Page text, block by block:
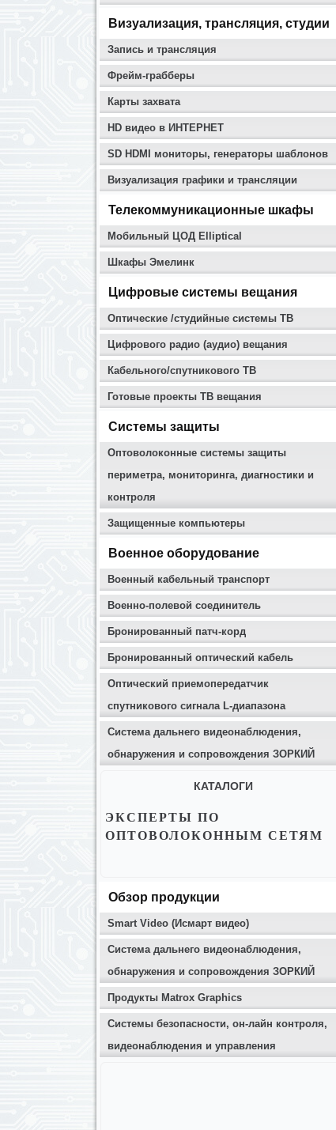
Визуализация, трансляция, студии
Запись и трансляция
Фрейм-грабберы
Карты захвата
HD видео в ИНТЕРНЕТ
SD HDMI мониторы, генераторы шаблонов
Визуализация графики и трансляции
Телекоммуникационные шкафы
Мобильный ЦОД Elliptical
Шкафы Эмелинк
Цифровые системы вещания
Оптические /студийные системы ТВ
Цифрового радио (аудио) вещания
Кабельного/спутникового ТВ
Готовые проекты ТВ вещания
Системы защиты
Оптоволоконные системы защиты
периметра, мониторинга, диагностики и
контроля
Защищенные компьютеры
Военное оборудование
Военный кабельный транспорт
Военно-полевой соединитель
Бронированный патч-корд
Бронированный оптический кабель
Оптический приемопередатчик
спутникового сигнала L-диапазона
Система дальнего видеонаблюдения,
обнаружения и сопровождения ЗОРКИЙ
КАТАЛОГИ
ЭКСПЕРТЫ ПО
ОПТОВОЛОКОННЫМ СЕТЯМ
Обзор продукции
Smart Video (Исмарт видео)
Система дальнего видеонаблюдения,
обнаружения и сопровождения ЗОРКИЙ
Продукты Matrox Graphics
Системы безопасности, он-лайн контроля,
видеонаблюдения и управления